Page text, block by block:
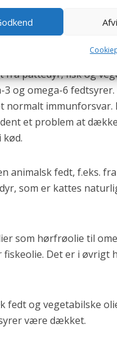
Dette har betydning
pattedyr, fisk og
og omega-6 fedtsyrer.
normalt
et problem at
kød.
animalsk fedt, f.eks.
som er kattes
som hørfrøolie til
Det er i øvrigt
fedt og vegetabilske
være dækket.